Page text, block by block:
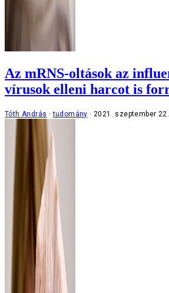
Az mRNS-oltások az
vírusok elleni harcot is
Tóth András tudomány 2021. szeptember 22.